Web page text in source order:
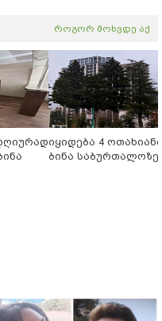
როგორ მოხვდე აქ
იყიდება 4 ოთახიანი
ბინა საბურთალოზე